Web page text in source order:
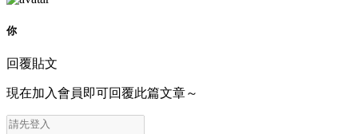
你
回覆貼文
現在加入會員即可回覆此篇文章～